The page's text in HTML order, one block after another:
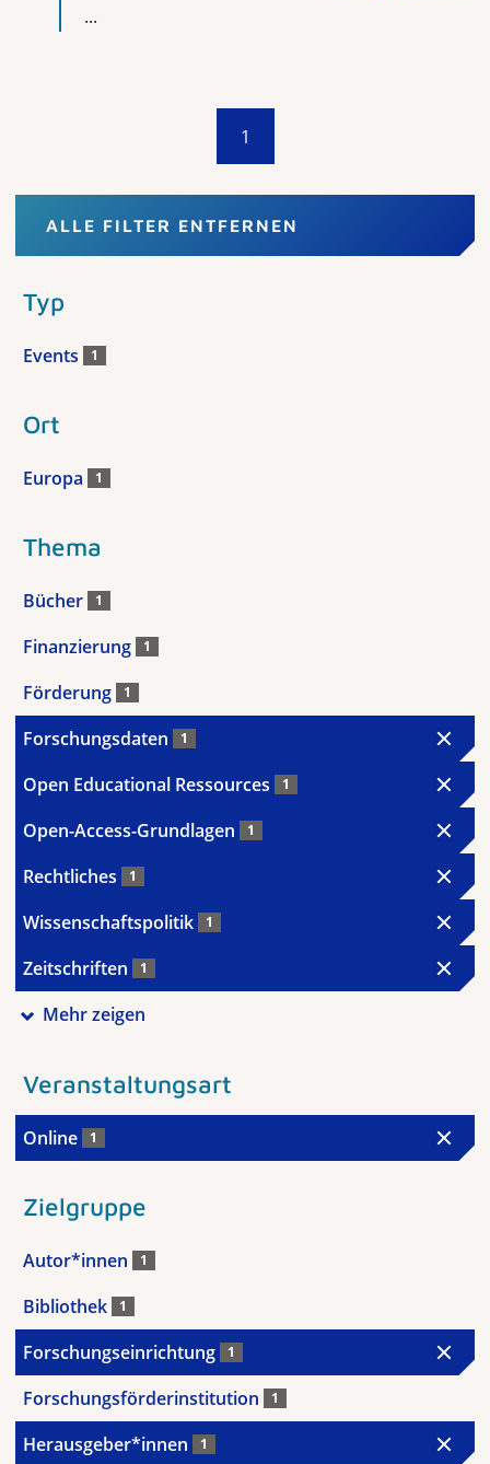
...
1
ALLE FILTER ENTFERNEN
Typ
Events 1
Ort
Europa 1
Thema
Bücher 1
Finanzierung 1
Förderung 1
Forschungsdaten 1
Open Educational Ressources 1
Open-Access-Grundlagen 1
Rechtliches 1
Wissenschaftspolitik 1
Zeitschriften 1
Mehr zeigen
Veranstaltungsart
Online 1
Zielgruppe
Autor*innen 1
Bibliothek 1
Forschungseinrichtung 1
Forschungsförderinstitution 1
Herausgeber*innen 1